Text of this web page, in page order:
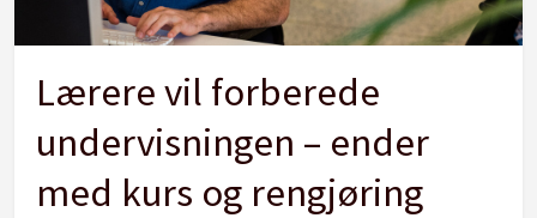
Lærere vil forberede
undervisningen – ender
med kurs og rengjøring